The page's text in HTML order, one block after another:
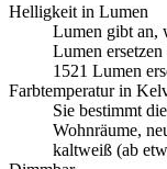
Helligkeit in Lumen
Lumen gibt an,
Lumen
1521 Lumen
Farbtemperatur in
Sie bestimmt
Wohnräume,
kaltweiß (ab